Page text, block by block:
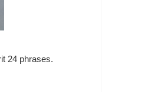
24 phrases.